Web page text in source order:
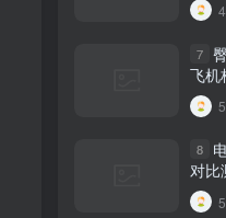
7
飞机
8
对比